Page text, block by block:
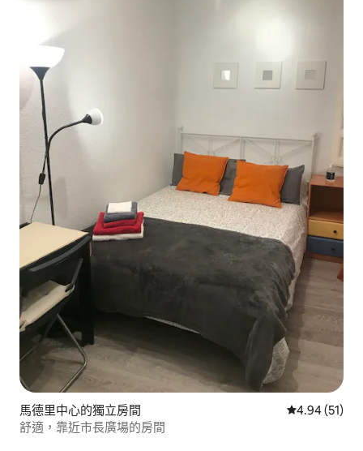
馬德里中心的獨立房間 從 51 則評價
4.94 (51)
舒適，靠近市長廣場的房間